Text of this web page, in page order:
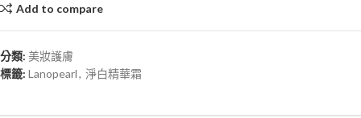
Add to compare
分類: 美妝護膚
標籤: Lanopearl, 淨白精華霜